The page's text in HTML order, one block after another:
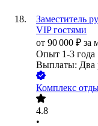
Заместитель
VIP гостями
от 90 000 ₽ за
Опыт 1-3 года
Выплаты: Два
Комплекс
4.8
•